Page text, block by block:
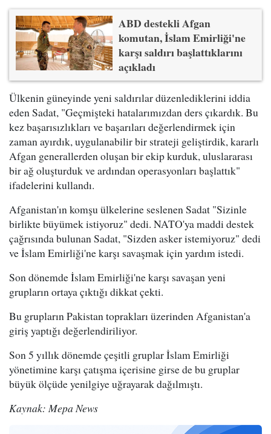
ABD destekli Afgan
komutan, İslam Emirliği'ne
karşı saldırı başlattıklarını
açıkladı
Ülkenin güneyinde yeni saldırılar düzenlediklerini iddia
eden Sadat, "Geçmişteki hatalarımızdan ders çıkardık. Bu
kez başarısızlıkları ve başarıları değerlendirmek için
zaman ayırdık, uygulanabilir bir strateji geliştirdik, kararlı
Afgan generallerden oluşan bir ekip kurduk, uluslararası
bir ağ oluşturduk ve ardından operasyonları başlattık"
ifadelerini kullandı.
Afganistan'ın komşu ülkelerine seslenen Sadat "Sizinle
birlikte büyümek istiyoruz" dedi. NATO'ya maddi destek
çağrısında bulunan Sadat, "Sizden asker istemiyoruz" dedi
ve İslam Emirliği'ne karşı savaşmak için yardım istedi.
Son dönemde İslam Emirliği'ne karşı savaşan yeni
grupların ortaya çıktığı dikkat çekti.
Bu grupların Pakistan toprakları üzerinden Afganistan'a
giriş yaptığı değerlendiriliyor.
Son 5 yıllık dönemde çeşitli gruplar İslam Emirliği
yönetimine karşı çatışma içerisine girse de bu gruplar
büyük ölçüde yenilgiye uğrayarak dağılmıştı.
Kaynak: Mepa News